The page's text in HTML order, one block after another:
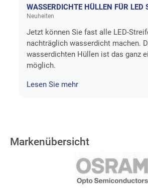
WASSERDICHTE HÜLLEN FÜR LED
Neuheiten
Jetzt können Sie fast alle LED-
nachträglich wasserdicht machen.
wasserdichten Hüllen ist das ganz
möglich.
Lesen Sie mehr
Markenübersicht